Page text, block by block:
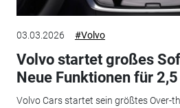
03.03.2026 #Volvo
Volvo startet großes
Neue Funktionen für
Volvo Cars startet sein größtes Over-